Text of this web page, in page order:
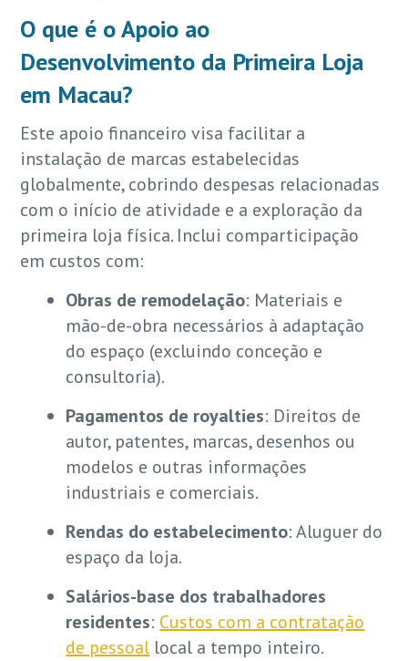
O que é o Apoio ao
Desenvolvimento da Primeira Loja
em Macau?
Este apoio financeiro visa facilitar a
instalação de marcas estabelecidas
globalmente, cobrindo despesas relacionadas
com o início de atividade e a exploração da
primeira loja física. Inclui comparticipação
em custos com:
Obras de remodelação: Materiais e
mão-de-obra necessários à adaptação
do espaço (excluindo conceção e
consultoria).
Pagamentos de royalties: Direitos de
autor, patentes, marcas, desenhos ou
modelos e outras informações
industriais e comerciais.
Rendas do estabelecimento: Aluguer do
espaço da loja.
Salários-base dos trabalhadores
residentes: Custos com a contratação
de pessoal local a tempo inteiro.